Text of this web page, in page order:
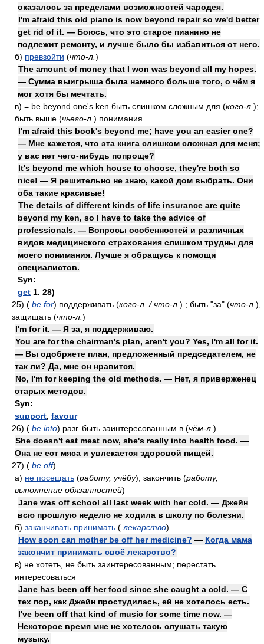
оказалось за пределами возможностей чародея.
I'm afraid this old piano is now beyond repair so we'd better
get rid of it. — Боюсь, что это старое пианино не
подлежит ремонту, и лучше было бы избавиться от него.
б) превзойти (что-л. )
The amount of money that I won was beyond all my hopes.
— Сумма выигрыша была намного больше того, о чём я
мог хотя бы мечтать.
в) = be beyond one's ken быть слишком сложным для (кого-л. );
быть выше (чьего-л. ) понимания
I'm afraid this book's beyond me; have you an easier one?
— Мне кажется, что эта книга слишком сложная для меня;
у вас нет чего-нибудь попроще?
It's beyond me which house to choose, they're both so
nice! — Я решительно не знаю, какой дом выбрать. Они
оба такие красивые!
The details of different kinds of life insurance are quite
beyond my ken, so I have to take the advice of
professionals. — Вопросы особенностей и различных
видов медицинского страхования слишком трудны для
моего понимания. Лучше я обращусь к помощи
специалистов.
Syn:
get 1. 28)
25) ( be for) поддерживать (кого-л. / что-л. ) ; быть "за" (что-л. )
защищать (что-л. )
I'm for it. — Я за, я поддерживаю.
You are for the chairman's plan, aren't you? Yes, I'm all for it.
— Вы одобряете план, предложенный председателем, не
так ли? Да, мне он нравится.
No, I'm for keeping the old methods. — Нет, я приверженец
старых методов.
Syn:
support, favour
26) ( be into) разг. быть заинтересованным в (чём-л. )
She doesn't eat meat now, she's really into health food. —
Она не ест мяса и увлекается здоровой пищей.
27) ( be off)
а) не посещать (работу, учёбу); закончить (работу,
выполнение обязанностей)
Jane was off school all last week with her cold. — Джейн
всю прошлую неделю не ходила в школу по болезни.
б) заканчивать принимать ( лекарство)
How soon can mother be off her medicine? — Когда мама
закончит принимать своё лекарство?
в) не хотеть, не быть заинтересованным; перестать
интересоваться
Jane has been off her food since she caught a cold. — С
тех пор, как Джейн простудилась, ей не хотелось есть.
I've been off that kind of music for some time now. —
Некоторое время мне не хотелось слушать такую
музыку.